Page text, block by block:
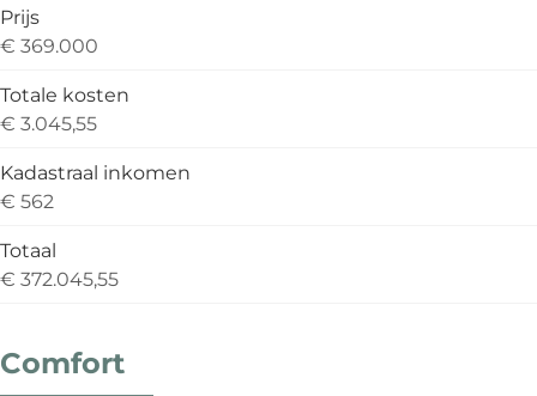
Prijs
€ 369.000
Totale kosten
€ 3.045,55
Kadastraal inkomen
€ 562
Totaal
€ 372.045,55
Comfort